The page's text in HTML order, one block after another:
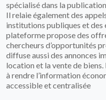
spécialisé dans la
Il relaie également des
institutions publiques et des
plateforme propose des
chercheurs d’opportunités
diffuse aussi des annonces
location et la vente de
à rendre l’information
accessible et centralisée